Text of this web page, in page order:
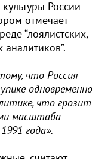
России
отмечает
“лоялистских,
что Россия
одновременно
что грозит
масштаба
года».